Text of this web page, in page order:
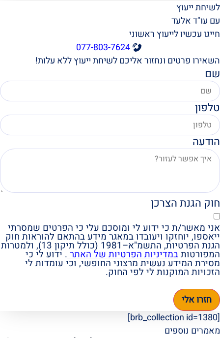
לשיחת ייעוץ
עם עו"ד אלעד
חייגו עכשיו לייעוץ ראשוני
077-803-7624
השאירו פרטים ונחזור אליכם לשיחת ייעוץ ללא עלות!
שם
טלפון
הודעה
חוק הגנת הצרכן
אני מאשר/ת כי ידוע לי ומוסכם עלי כי הפרטים שמסרתי
ייאספו, יוחזקו ויעובדו במאגר מידע בהתאם להוראות חוק
הגנת הפרטיות, התשמ"א–1981 (כולל תיקון 13), ולמטרות
המפורטותבמדיניות הפרטיות של האתר . ידוע לי כי
מסירת המידע נעשית מרצוני החופשי, וכי עומדות לי
הזכויות המוקנות לי לפי החוק.
חזרו אלי
[brb_collection id=1380]
מאמרים נוספים